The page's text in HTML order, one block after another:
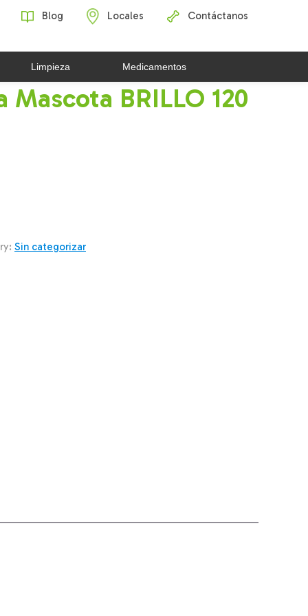
Blog Locales Contáctanos
Limpieza Medicamentos
Mascota BRILLO 120
Sin categorizar